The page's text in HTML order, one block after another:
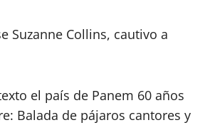
Suzanne Collins, cautivo a
el país de Panem 60 años
Balada de pájaros cantores y